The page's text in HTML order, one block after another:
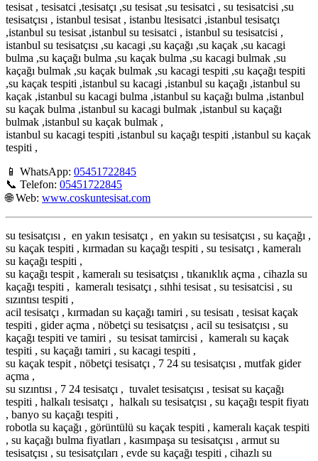
tesisat , tesisatci ,tesisatçı ,su tesisat ,su tesisatci , su tesisatcisi ,su
tesisatçısı , istanbul tesisat , istanbu ltesisatci ,istanbul tesisatçı
,istanbul su tesisat ,istanbul su tesisatci , istanbul su tesisatcisi ,
istanbul su tesisatçısı ,su kacagi ,su kaçağı ,su kaçak ,su kacagi
bulma ,su kaçağı bulma ,su kaçak bulma ,su kacagi bulmak ,su
kaçağı bulmak ,su kaçak bulmak ,su kacagi tespiti ,su kaçağı tespiti
,su kaçak tespiti ,istanbul su kacagi ,istanbul su kaçağı ,istanbul su
kaçak ,istanbul su kacagi bulma ,istanbul su kaçağı bulma ,istanbul
su kaçak bulma ,istanbul su kacagi bulmak ,istanbul su kaçağı
bulmak ,istanbul su kaçak bulmak ,
istanbul su kacagi tespiti ,istanbul su kaçağı tespiti ,istanbul su kaçak
tespiti ,
📱 WhatsApp: 05451722845
📞 Telefon: 05451722845
🌐 Web: www.coskuntesisat.com
su tesisatçısı , en yakın tesisatçı , en yakın su tesisatçısı , su kaçağı ,
su kaçak tespiti , kırmadan su kaçağı tespiti , su tesisatçı , kameralı
su kaçağı tespiti ,
su kaçağı tespit , kameralı su tesisatçısı , tıkanıklık açma , cihazla su
kaçağı tespiti , kameralı tesisatçı , sıhhi tesisat , su tesisatcisi , su
sızıntısı tespiti ,
acil tesisatçı , kırmadan su kaçağı tamiri , su tesisatı , tesisat kaçak
tespiti , gider açma , nöbetçi su tesisatçısı , acil su tesisatçısı , su
kaçağı tespiti ve tamiri , su tesisat tamircisi , kameralı su kaçak
tespiti , su kaçağı tamiri , su kacagi tespiti ,
su kaçak tespit , nöbetçi tesisatçı , 7 24 su tesisatçısı , mutfak gider
açma ,
su sızıntısı , 7 24 tesisatçı , tuvalet tesisatçısı , tesisat su kaçağı
tespiti , halkalı tesisatçı , halkalı su tesisatçısı , su kaçağı tespit fiyatı
, banyo su kaçağı tespiti ,
robotla su kaçağı , görüntülü su kaçak tespiti , kameralı kaçak tespiti
, su kaçağı bulma fiyatları , kasımpaşa su tesisatçısı , armut su
tesisatçısı , su tesisatçıları , evde su kaçağı tespiti , cihazlı su